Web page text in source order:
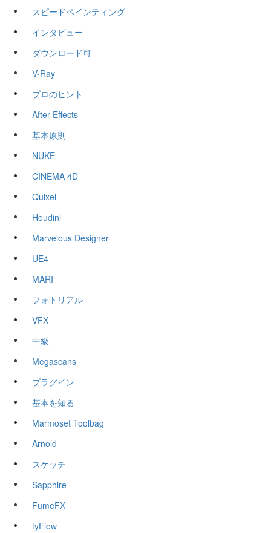
スピードペインティング
インタビュー
ダウンロード可
V-Ray
プロのヒント
After Effects
基本原則
NUKE
CINEMA 4D
Quixel
Houdini
Marvelous Designer
UE4
MARI
フォトリアル
VFX
中級
Megascans
プラグイン
基本を知る
Marmoset Toolbag
Arnold
スケッチ
Sapphire
FumeFX
tyFlow